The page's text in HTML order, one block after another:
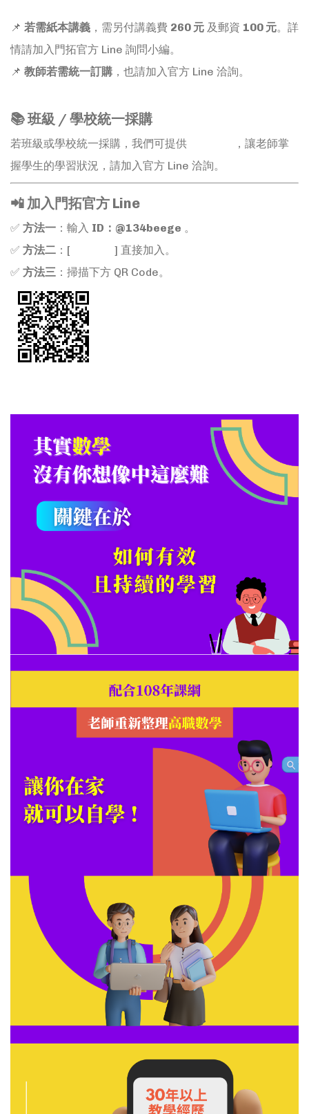
📌 若需紙本講義 ，需另付講義費 260 元 及郵資 100 元。詳
情請加入門拓官方 Line 詢問小編。
📌 教師若需統一訂購 ，也請加入官方 Line 洽詢。
📚 班級 / 學校統一採購
若班級或學校統一採購，我們可提供
，讓老師掌
握學生的學習狀況，請加入官方 Line 洽詢。
📲 加入門拓官方 Line
✅ 方法一 ：輸入 ID：@134beege 。
✅ 方法二 ：[
] 直接加入。
✅ 方法三 ：掃描下方 QR Code。